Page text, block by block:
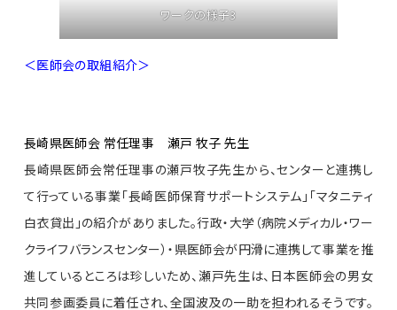
ワークの様子3
＜医師会の取組紹介＞
長崎県医師会 常任理事 瀬戸 牧子 先生
長崎県医師会常任理事の瀬戸牧子先生から、センターと連携し
て行っている事業「長崎医師保育サポートシステム」「マタニティ
白衣貸出」の紹介がありました。行政・大学（病院メディカル・ワー
クライフバランスセンター）・県医師会が円滑に連携して事業を推
進しているところは珍しいため、瀬戸先生は、日本医師会の男女
共同参画委員に着任され、全国波及の一助を担われるそうです。